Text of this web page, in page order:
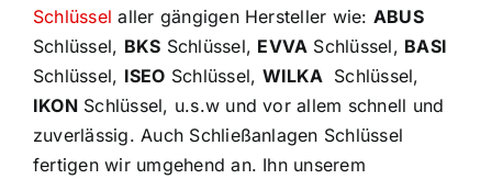
Schlüssel aller gängigen Hersteller wie: ABUS
Schlüssel, BKS Schlüssel, EVVA Schlüssel, BASI
Schlüssel, ISEO Schlüssel, WILKA Schlüssel,
IKONSchlüssel, u.s.w und vor allem schnell und
zuverlässig. Auch Schließanlagen Schlüssel
fertigen wir umgehend an. Ihn unserem